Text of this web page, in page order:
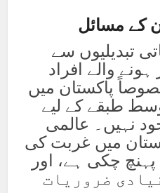
کے مسائل
تبدیلیوں سے
والے افراد
پاکستان میں
طبقے کے لیے
نہیں۔ عالمی
میں غربت کی
تک پہنچ چکی ہے، اور
ضروریات